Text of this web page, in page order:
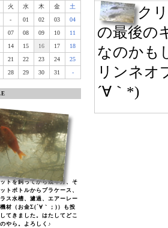
火 水 木 金
土
- 01 02 03
04
07 08 09 10
11
14 15 16 17
18
21 22 23 24
25
28 29 30 31 -
トを飼ってから幾年月、そ
トボトルからプラケース、
ス水槽、濾過、エアーレー
材（お金Σ(´∀｀；)）も投
てきました。はたしてどこ
やら。よろしく♪
ク
の最後の
なのかも
リンネオ
´∀｀*)